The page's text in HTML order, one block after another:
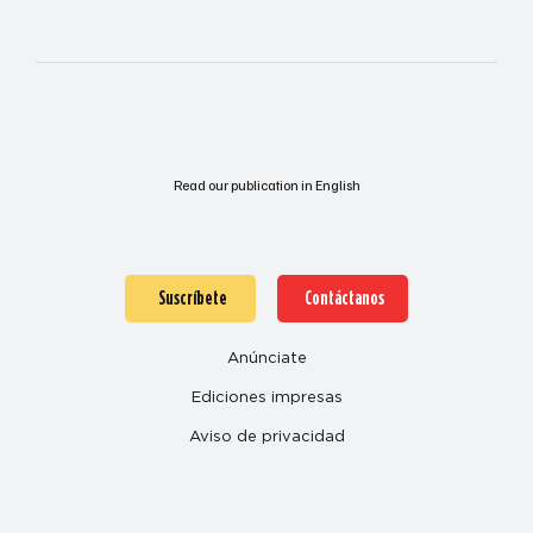
Read our publication in English
Suscríbete Contáctanos
Anúnciate
Ediciones impresas
Aviso de privacidad